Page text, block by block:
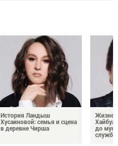
История Ландыш
Хусаиновой: семья и сцена
в деревне Чирша
до
службы